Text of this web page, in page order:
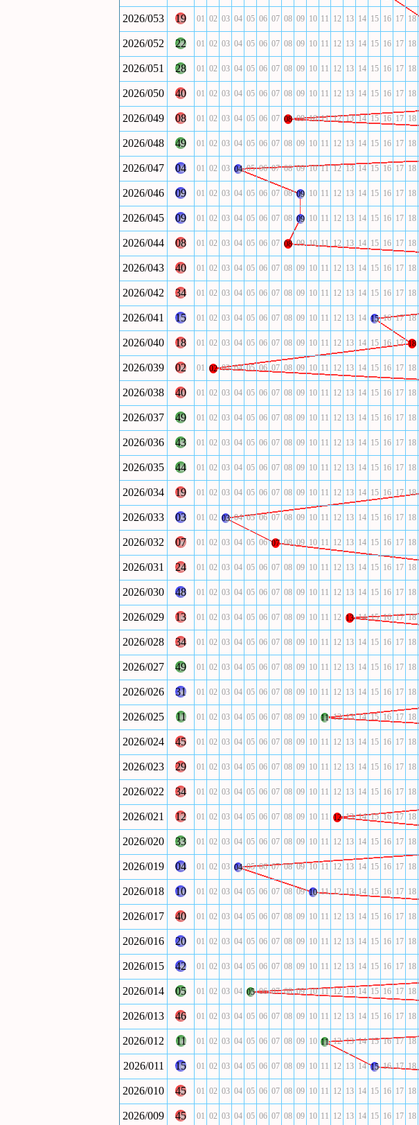
2026/053 19 01 02 03 04 05 06 07 08 09 10 11 12 13 14 15 16 17 18
2026/052 22 01 02 03 04 05 06 07 08 09 10 11 12 13 14 15 16 17 18
2026/051 28 01 02 03 04 05 06 07 08 09 10 11 12 13 14 15 16 17 18
2026/050 40 01 02 03 04 05 06 07 08 09 10 11 12 13 14 15 16 17 18
2026/049 08 01 02 03 04 05 06 07 08 09 10 11 12 13 14 15 16 17 18
2026/048 49 01 02 03 04 05 06 07 08 09 10 11 12 13 14 15 16 17 18
2026/047 04 01 02 03 04 05 06 07 08 09 10 11 12 13 14 15 16 17 18
2026/046 09 01 02 03 04 05 06 07 08 09 10 11 12 13 14 15 16 17 18
2026/045 09 01 02 03 04 05 06 07 08 09 10 11 12 13 14 15 16 17 18
2026/044 08 01 02 03 04 05 06 07 08 09 10 11 12 13 14 15 16 17 18
2026/043 40 01 02 03 04 05 06 07 08 09 10 11 12 13 14 15 16 17 18
2026/042 34 01 02 03 04 05 06 07 08 09 10 11 12 13 14 15 16 17 18
2026/041 15 01 02 03 04 05 06 07 08 09 10 11 12 13 14 15 16 17 18
2026/040 18 01 02 03 04 05 06 07 08 09 10 11 12 13 14 15 16 17 18
2026/039 02 01 02 03 04 05 06 07 08 09 10 11 12 13 14 15 16 17 18
2026/038 40 01 02 03 04 05 06 07 08 09 10 11 12 13 14 15 16 17 18
2026/037 49 01 02 03 04 05 06 07 08 09 10 11 12 13 14 15 16 17 18
2026/036 43 01 02 03 04 05 06 07 08 09 10 11 12 13 14 15 16 17 18
2026/035 44 01 02 03 04 05 06 07 08 09 10 11 12 13 14 15 16 17 18
2026/034 19 01 02 03 04 05 06 07 08 09 10 11 12 13 14 15 16 17 18
2026/033 03 01 02 03 04 05 06 07 08 09 10 11 12 13 14 15 16 17 18
2026/032 07 01 02 03 04 05 06 07 08 09 10 11 12 13 14 15 16 17 18
2026/031 24 01 02 03 04 05 06 07 08 09 10 11 12 13 14 15 16 17 18
2026/030 48 01 02 03 04 05 06 07 08 09 10 11 12 13 14 15 16 17 18
2026/029 13 01 02 03 04 05 06 07 08 09 10 11 12 13 14 15 16 17 18
2026/028 34 01 02 03 04 05 06 07 08 09 10 11 12 13 14 15 16 17 18
2026/027 49 01 02 03 04 05 06 07 08 09 10 11 12 13 14 15 16 17 18
2026/026 31 01 02 03 04 05 06 07 08 09 10 11 12 13 14 15 16 17 18
2026/025 11 01 02 03 04 05 06 07 08 09 10 11 12 13 14 15 16 17 18
2026/024 45 01 02 03 04 05 06 07 08 09 10 11 12 13 14 15 16 17 18
2026/023 29 01 02 03 04 05 06 07 08 09 10 11 12 13 14 15 16 17 18
2026/022 34 01 02 03 04 05 06 07 08 09 10 11 12 13 14 15 16 17 18
2026/021 12 01 02 03 04 05 06 07 08 09 10 11 12 13 14 15 16 17 18
2026/020 33 01 02 03 04 05 06 07 08 09 10 11 12 13 14 15 16 17 18
2026/019 04 01 02 03 04 05 06 07 08 09 10 11 12 13 14 15 16 17 18
2026/018 10 01 02 03 04 05 06 07 08 09 10 11 12 13 14 15 16 17 18
2026/017 40 01 02 03 04 05 06 07 08 09 10 11 12 13 14 15 16 17 18
2026/016 20 01 02 03 04 05 06 07 08 09 10 11 12 13 14 15 16 17 18
2026/015 42 01 02 03 04 05 06 07 08 09 10 11 12 13 14 15 16 17 18
2026/014 05 01 02 03 04 05 06 07 08 09 10 11 12 13 14 15 16 17 18
2026/013 46 01 02 03 04 05 06 07 08 09 10 11 12 13 14 15 16 17 18
2026/012 11 01 02 03 04 05 06 07 08 09 10 11 12 13 14 15 16 17 18
2026/011 15 01 02 03 04 05 06 07 08 09 10 11 12 13 14 15 16 17 18
2026/010 45 01 02 03 04 05 06 07 08 09 10 11 12 13 14 15 16 17 18
2026/009 45 01 02 03 04 05 06 07 08 09 10 11 12 13 14 15 16 17 18